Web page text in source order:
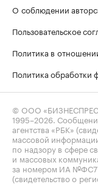
О соблюдении
Пользовательское
Политика в
Политика обработки
© ООО
1995–2026 .
агентства «РБК»
массовой
по надзору в сфере
и массовых
за номером ИА
(свидетельство о